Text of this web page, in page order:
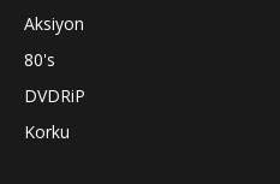
Aksiyon
80's
DVDRiP
Korku